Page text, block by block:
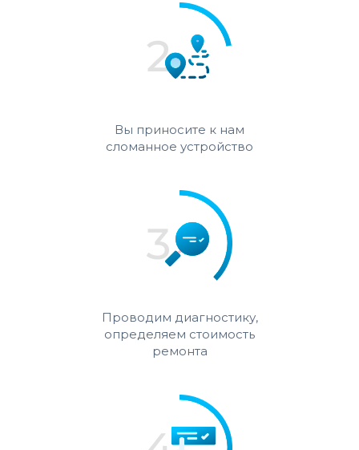
Вы приносите к нам
сломанное устройство
Проводим диагностику,
определяем стоимость
ремонта